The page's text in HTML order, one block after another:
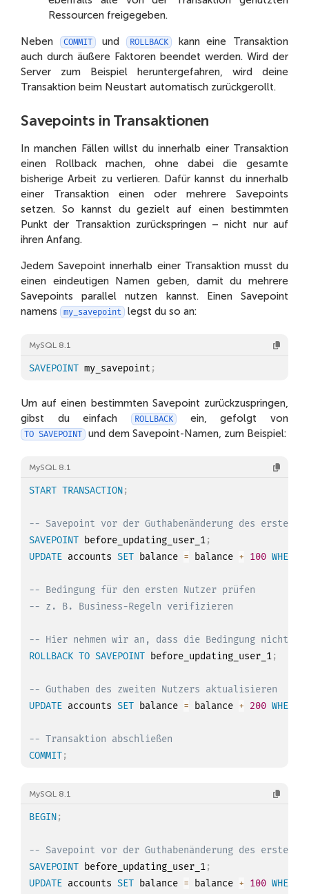
Ressourcen freigegeben.
Neben COMMIT und ROLLBACK
kann eine Transaktion
auch durch äußere Faktoren beendet werden. Wird der
Server zum Beispiel heruntergefahren, wird deine
Transaktion beim Neustart automatisch zurückgerollt.
Savepoints in Transaktionen
In manchen Fällen willst du innerhalb einer Transaktion
einen Rollback machen, ohne dabei die gesamte
bisherige Arbeit zu verlieren. Dafür kannst du innerhalb
einer Transaktion einen oder mehrere Savepoints
setzen. So kannst du gezielt auf einen bestimmten
Punkt der Transaktion zurückspringen – nicht nur auf
ihren Anfang.
Jedem Savepoint innerhalb einer Transaktion musst du
einen eindeutigen Namen geben, damit du mehrere
Savepoints parallel nutzen kannst. Einen Savepoint
namens
my_savepoint legst du so an:
MySQL 8.1
SAVEPOINT my_savepoint ;
Um auf einen bestimmten Savepoint zurückzuspringen,
gibst du einfach
ROLLBACK ein, gefolgt von
TO SAVEPOINT und dem Savepoint-Namen, zum Beispiel:
MySQL 8.1
START TRANSACTION;
-- Savepoint vor der Guthabenänderung des ersten
SAVEPOINT before_updating_user_1;
UPDATE accounts SET balance = balance + 100 WHERE
-- Bedingung für den ersten Nutzer prüfen
-- z. B. Business-Regeln verifizieren
-- Hier nehmen wir an, dass die Bedingung nicht
ROLLBACK TO SAVEPOINT before_updating_user_1;
-- Guthaben des zweiten Nutzers aktualisieren
UPDATE accounts SET balance = balance + 200 WHERE
-- Transaktion abschließen
COMMIT;
MySQL 8.1
BEGIN;
-- Savepoint vor der Guthabenänderung des ersten
SAVEPOINT before_updating_user_1;
UPDATE accounts SET balance = balance + 100 WHERE